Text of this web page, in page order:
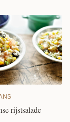
rijstsalade